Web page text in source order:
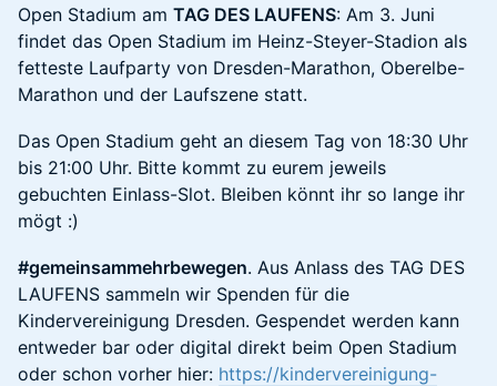
Open Stadium am TAG DES LAUFENS: Am 3. Juni
findet das Open Stadium im Heinz-Steyer-Stadion als
fetteste Laufparty von Dresden-Marathon, Oberelbe-
Marathon und der Laufszene statt.
Das Open Stadium geht an diesem Tag von 18:30 Uhr
bis 21:00 Uhr. Bitte kommt zu eurem jeweils
gebuchten Einlass-Slot. Bleiben könnt ihr so lange ihr
mögt :)
#gemeinsammehrbewegen. Aus Anlass des TAG DES
LAUFENS sammeln wir Spenden für die
Kindervereinigung Dresden. Gespendet werden kann
entweder bar oder digital direkt beim Open Stadium
oder schon vorher hier: https://kindervereinigung-